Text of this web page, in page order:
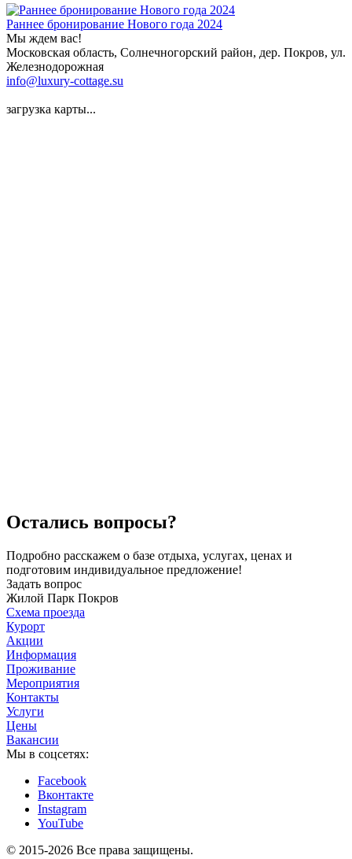
Раннее бронирование Нового года 2024
Мы ждем вас!
Московская область, Солнечногорский район, дер. Покров, ул.
Железнодорожная
info@luxury-cottage.su
загрузка карты...
Остались вопросы?
Подробно расскажем о базе отдыха, услугах, ценах и
подготовим индивидуальное предложение!
Задать вопрос
Жилой Парк Покров
Схема проезда
Курорт
Акции
Информация
Проживание
Мероприятия
Контакты
Услуги
Цены
Вакансии
Мы в соцсетях:
Facebook
Вконтакте
Instagram
YouTube
© 2015-2026 Все права защищены.